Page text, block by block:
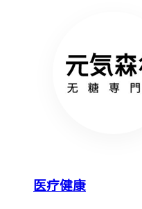
医疗健康